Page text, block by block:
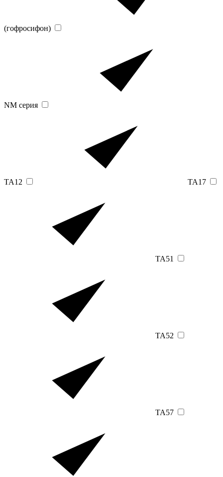
(гофросифон)
NM серия
TA12 TA17
TA51
TA52
TA57